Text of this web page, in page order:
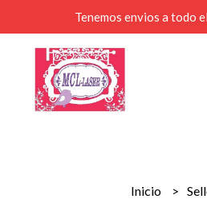
Tenemos envios a todo
Inicio